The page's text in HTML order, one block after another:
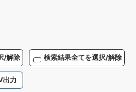
/解除 検索結果全てを選択/解除
出力